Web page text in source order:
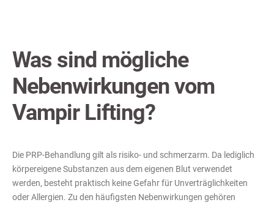
Was sind mögliche
Nebenwirkungen vom
Vampir Lifting?
Die PRP-Behandlung gilt als risiko- und schmerzarm. Da lediglich
körpereigene Substanzen aus dem eigenen Blut verwendet
werden, besteht praktisch keine Gefahr für Unverträglichkeiten
oder Allergien. Zu den häufigsten Nebenwirkungen gehören